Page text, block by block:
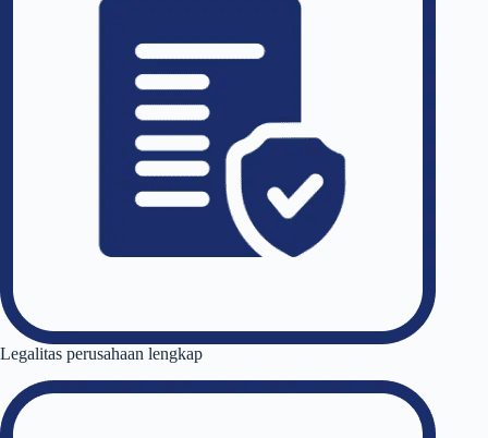
Legalitas perusahaan lengkap